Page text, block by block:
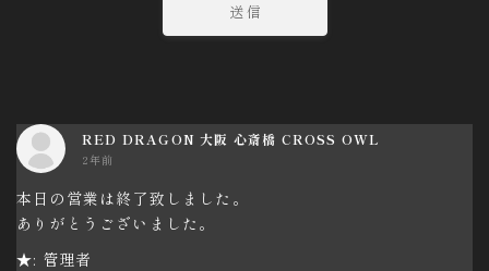
RED DRAGON 大阪 心斎橋 CROSS OWL
2年前
本日の営業は終了致しました。
ありがとうございました。
★: 管理者